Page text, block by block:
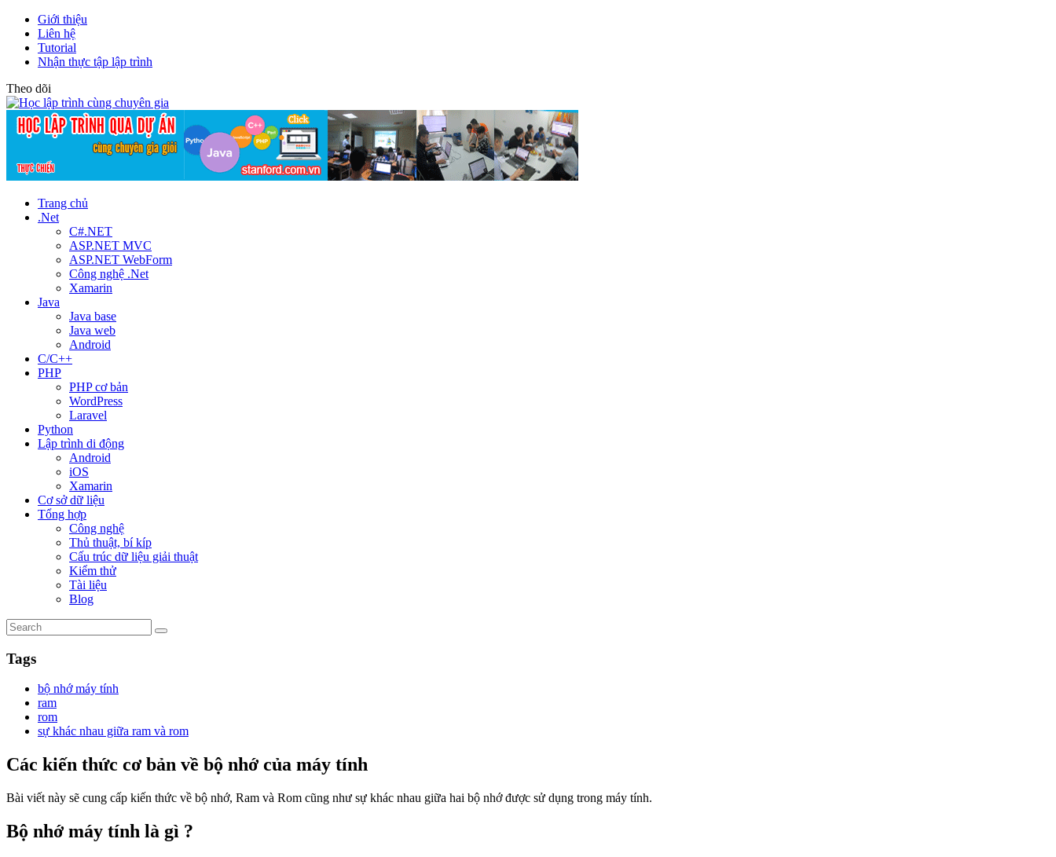
Giới thiệu
Liên hệ
Tutorial
Nhận thực tập lập trình
Theo dõi
Trang chủ
.Net
C#.NET
ASP.NET MVC
ASP.NET WebForm
Công nghệ .Net
Xamarin
Java
Java base
Java web
Android
C/C++
PHP
PHP cơ bản
WordPress
Laravel
Python
Lập trình di động
Android
iOS
Xamarin
Cơ sở dữ liệu
Tổng hợp
Công nghệ
Thủ thuật, bí kíp
Cấu trúc dữ liệu giải thuật
Kiểm thử
Tài liệu
Blog
Tags
bộ nhớ máy tính
ram
rom
sự khác nhau giữa ram và rom
Các kiến thức cơ bản về bộ nhớ của máy tính
Bài viết này sẽ cung cấp kiến thức về bộ nhớ, Ram và Rom cũng như sự khác nhau giữa hai bộ nhớ được sử dụng trong máy tính.
Bộ nhớ máy tính là gì ?